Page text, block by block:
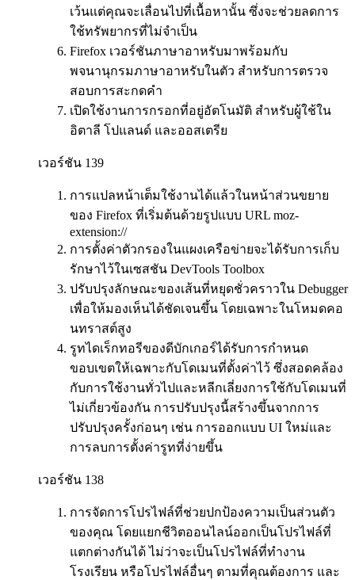
เว้นแต่คุณจะเลื่อนไปที่เนื้อหานั้น ซึ่งจะช่วยลดการ
ใช้ทรัพยากรที่ไม่จำเป็น
Firefox เวอร์ชันภาษาอาหรับมาพร้อมกับ
พจนานุกรมภาษาอาหรับในตัว สำหรับการตรวจ
สอบการสะกดคำ
เปิดใช้งานการกรอกที่อยู่อัตโนมัติ สำหรับผู้ใช้ใน
อิตาลี โปแลนด์ และออสเตรีย
เวอร์ชัน 139
การแปลหน้าเต็มใช้งานได้แล้วในหน้าส่วนขยาย
ของ Firefox ที่เริ่มต้นด้วยรูปแบบ URL moz-
extension://
การตั้งค่าตัวกรองในแผงเครือข่ายจะได้รับการเก็บ
รักษาไว้ในเซสชัน DevTools Toolbox
ปรับปรุงลักษณะของเส้นที่หยุดชั่วคราวใน Debugger
เพื่อให้มองเห็นได้ชัดเจนขึ้น โดยเฉพาะในโหมดคอ
นทราสต์สูง
รูทไดเร็กทอรีของดีบักเกอร์ได้รับการกำหนด
ขอบเขตให้เฉพาะกับโดเมนที่ตั้งค่าไว้ ซึ่งสอดคล้อง
กับการใช้งานทั่วไปและหลีกเลี่ยงการใช้กับโดเมนที่
ไม่เกี่ยวข้องกัน การปรับปรุงนี้สร้างขึ้นจากการ
ปรับปรุงครั้งก่อนๆ เช่น การออกแบบ UI ใหม่และ
การลบการตั้งค่ารูทที่ง่ายขึ้น
เวอร์ชัน 138
การจัดการโปรไฟล์ที่ช่วยปกป้องความเป็นส่วนตัว
ของคุณ โดยแยกชีวิตออนไลน์ออกเป็นโปรไฟล์ที่
แตกต่างกันได้ ไม่ว่าจะเป็นโปรไฟล์ที่ทำงาน
โรงเรียน หรือโปรไฟล์อื่นๆ ตามที่คุณต้องการ และ